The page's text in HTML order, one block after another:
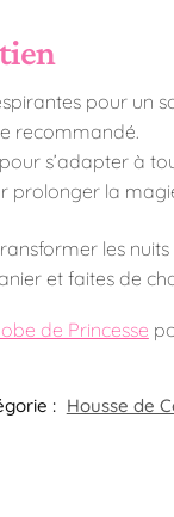
pour un
recommandé.
s’adapter à
prolonger la
les
et faites de
de Princesse
: Housse de